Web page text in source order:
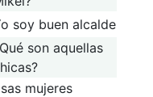
soy buen alcalde
son aquellas
mujeres